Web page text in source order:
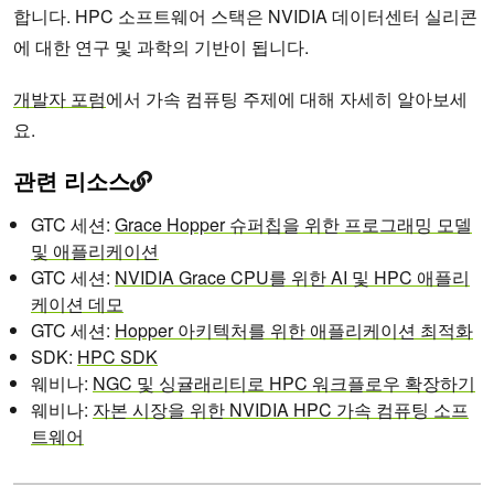
합니다. HPC 소프트웨어 스택은 NVIDIA 데이터센터 실리콘
에 대한 연구 및 과학의 기반이 됩니다.
개발자 포럼에서 가속 컴퓨팅 주제에 대해 자세히 알아보세
요.
관련 리소스
GTC 세션: Grace Hopper 슈퍼칩을 위한 프로그래밍 모델
및 애플리케이션
GTC 세션: NVIDIA Grace CPU를 위한 AI 및 HPC 애플리
케이션 데모
GTC 세션: Hopper 아키텍처를 위한 애플리케이션 최적화
SDK: HPC SDK
웨비나: NGC 및 싱귤래리티로 HPC 워크플로우 확장하기
웨비나: 자본 시장을 위한 NVIDIA HPC 가속 컴퓨팅 소프
트웨어